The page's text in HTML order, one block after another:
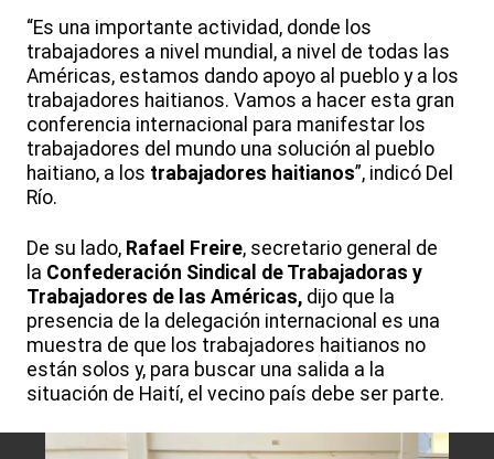
“Es una importante actividad, donde los
trabajadores a nivel mundial, a nivel de todas las
Américas, estamos dando apoyo al pueblo y a los
trabajadores haitianos. Vamos a hacer esta gran
conferencia internacional para manifestar los
trabajadores del mundo una solución al pueblo
haitiano, a los trabajadores haitianos”, indicó Del
Río.
De su lado, Rafael Freire, secretario general de
la Confederación Sindical de Trabajadoras y
Trabajadores de las Américas, dijo que la
presencia de la delegación internacional es una
muestra de que los trabajadores haitianos no
están solos y, para buscar una salida a la
situación de Haití, el vecino país debe ser parte.